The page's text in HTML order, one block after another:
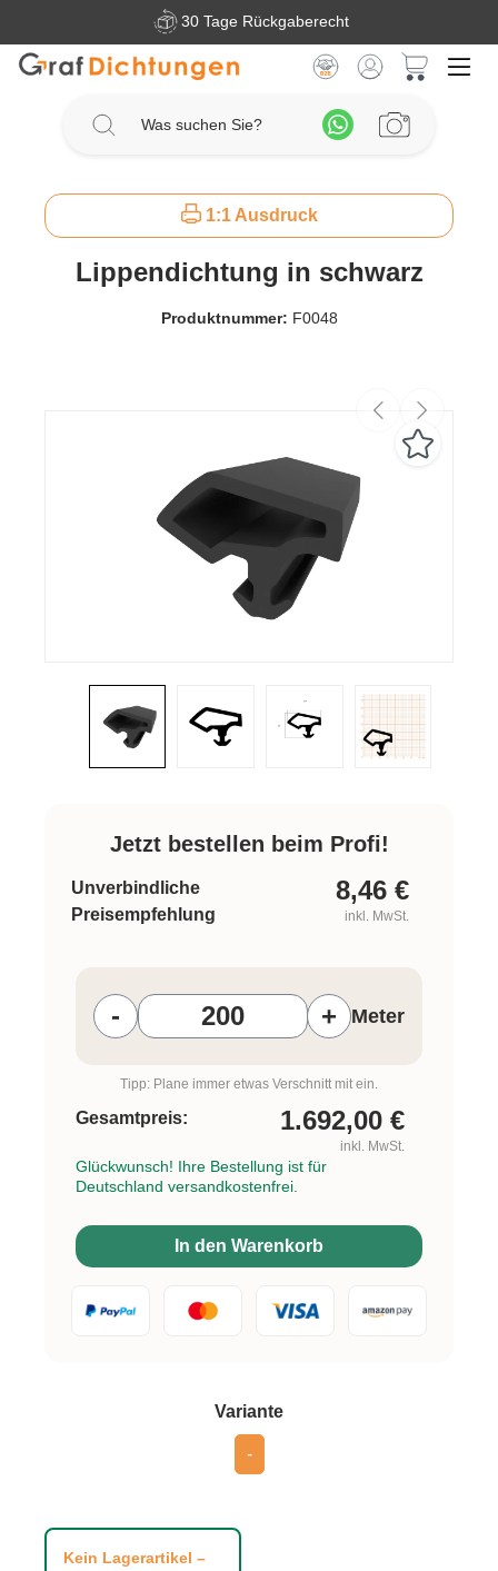
Zum Hauptinhalt springen30 Tage Rückgaberecht
1:1 Ausdruck
Lippendichtung in schwarz
Produktnummer: F0048
Kein Lagerartikel –
Varianteauswählen
-
Jetzt bestellen beim Profi!
Unverbindliche
Preisempfehlung
8,46 €
inkl. MwSt.
- + Meter
Tipp: Plane immer etwas Verschnitt mit ein.
Gesamtpreis: 1.692,00 €
inkl. MwSt.
Glückwunsch! Ihre Bestellung ist für
Deutschland versandkostenfrei.
In den Warenkorb